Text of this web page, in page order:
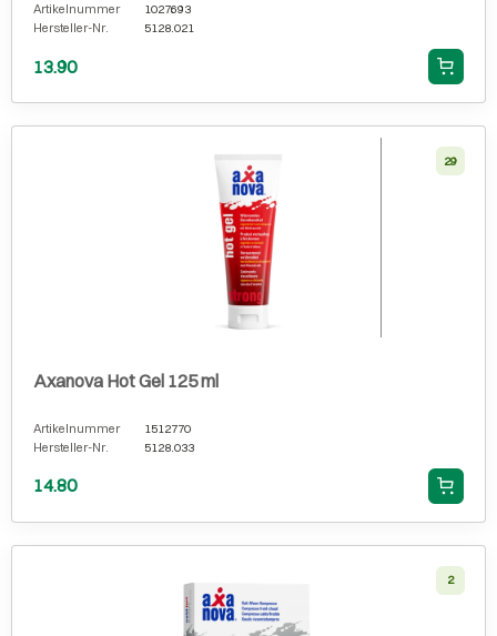
Artikelnummer
1027693
Hersteller-Nr.
5128.021
13.90
29
Axanova Hot Gel 125 ml
Artikelnummer
1512770
Hersteller-Nr.
5128.033
14.80
2